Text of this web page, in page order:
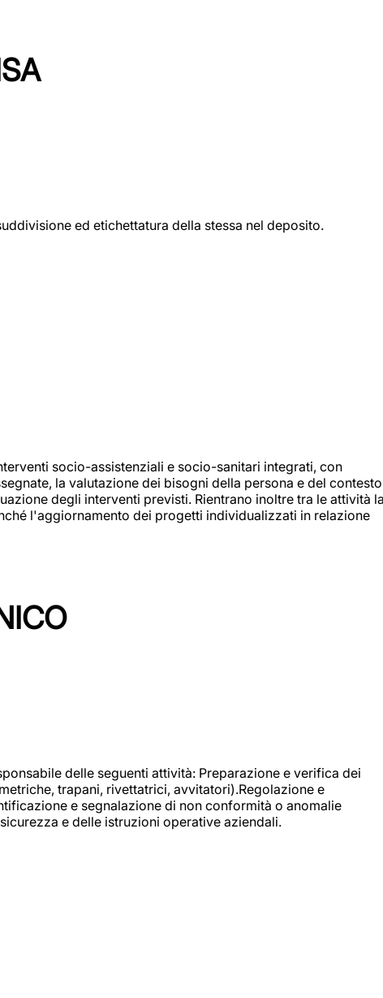
ed etichettatura della stessa nel deposito.
socio-assistenziali e socio-sanitari integrati, con
la valutazione dei bisogni della persona e del contesto
degli interventi previsti. Rientrano inoltre tra le attività
l'aggiornamento dei progetti individualizzati in relazione
delle seguenti attività: Preparazione e verifica dei
trapani, rivettatrici, avvitatori).Regolazione e
e segnalazione di non conformità o anomalie
e delle istruzioni operative aziendali.